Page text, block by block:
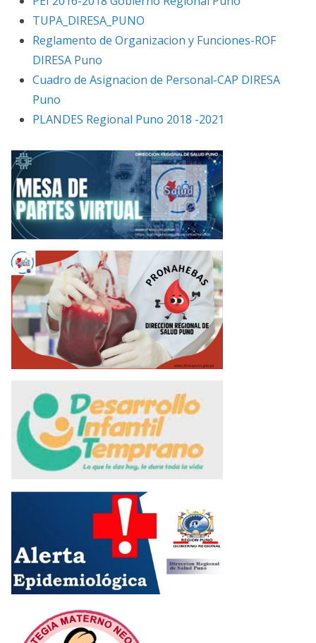
TUPA_DIRESA_PUNO
Reglamento de Organizacion y Funciones-ROF
DIRESA Puno
Cuadro de Asignacion de Personal-CAP DIRESA
Puno
PLANDES Regional Puno 2018 -2021